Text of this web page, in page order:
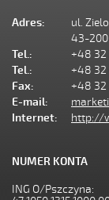
Adres:
ul.
43-200
Tel.:
+48 32
Tel.:
+48 32
Fax:
+48 32
E-mail:
Internet:
http://
NUMER KONTA
ING O/Pszczyna: